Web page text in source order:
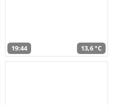
19:44 13,6 °C